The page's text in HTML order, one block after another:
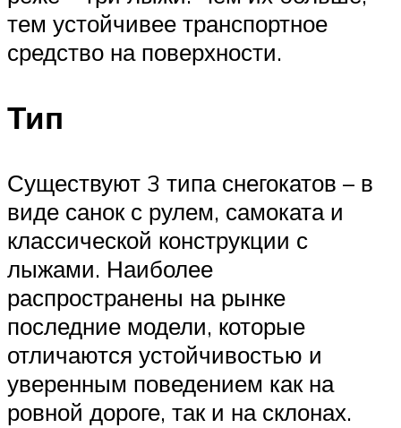
тем устойчивее транспортное
средство на поверхности.
Тип
Существуют 3 типа снегокатов – в
виде санок с рулем, самоката и
классической конструкции с
лыжами. Наиболее
распространены на рынке
последние модели, которые
отличаются устойчивостью и
уверенным поведением как на
ровной дороге, так и на склонах.